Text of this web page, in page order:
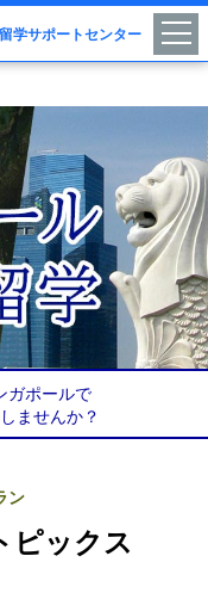
学サポートセンター
ガポールで
ませんか？
ン
ピックス